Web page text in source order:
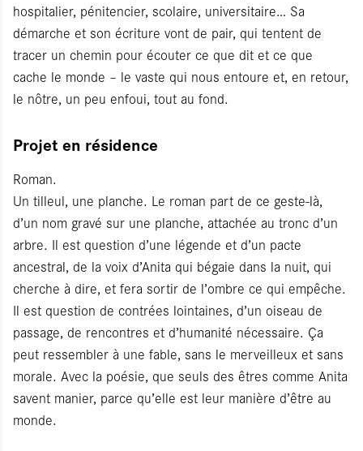
hospitalier, pénitencier, scolaire, universitaire… Sa
démarche et son écriture vont de pair, qui tentent de
tracer un chemin pour écouter ce que dit et ce que
cache le monde – le vaste qui nous entoure et, en retour,
le nôtre, un peu enfoui, tout au fond.
Projet en résidence
Roman.
Un tilleul, une planche. Le roman part de ce geste-là,
d’un nom gravé sur une planche, attachée au tronc d’un
arbre. Il est question d’une légende et d’un pacte
ancestral, de la voix d’Anita qui bégaie dans la nuit, qui
cherche à dire, et fera sortir de l’ombre ce qui empêche.
Il est question de contrées lointaines, d’un oiseau de
passage, de rencontres et d’humanité nécessaire. Ça
peut ressembler à une fable, sans le merveilleux et sans
morale. Avec la poésie, que seuls des êtres comme Anita
savent manier, parce qu’elle est leur manière d’être au
monde.